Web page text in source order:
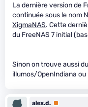
La dernière version de
continuée sous le nom
XigmaNAS. Cette
du FreeNAS 7 initial
Sinon on trouve aussi
illumos/OpenIndiana
alex.d. Premium